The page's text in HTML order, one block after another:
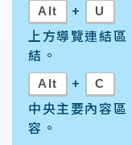
Alt + U
上方導覽連結
結。
Alt + C
中央主要內容
容。